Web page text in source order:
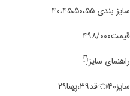
سایز بندی ۴۰،۴۵،۵۰،۵۵
قیمت۴۹۸/۰۰۰
راهنمای سایز👇
سایز۴۰👈قد۳۹،پهنا۲۹